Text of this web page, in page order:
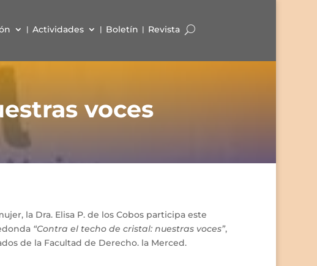
Actividades Boletín Revista
voces
la Dra. Elisa P. de los Cobos participa este
“Contra el techo de cristal: nuestras voces”,
de la Facultad de Derecho. la Merced.